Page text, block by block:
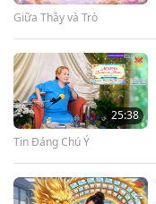
Giữa Thầy và Trò
25:38
Tin Đáng Chú Ý